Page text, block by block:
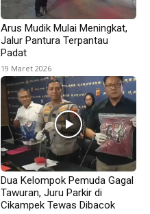
Arus Mudik Mulai Meningkat,
Jalur Pantura Terpantau
Padat
19 Maret 2026
Dua Kelompok Pemuda Gagal
Tawuran, Juru Parkir di
Cikampek Tewas Dibacok